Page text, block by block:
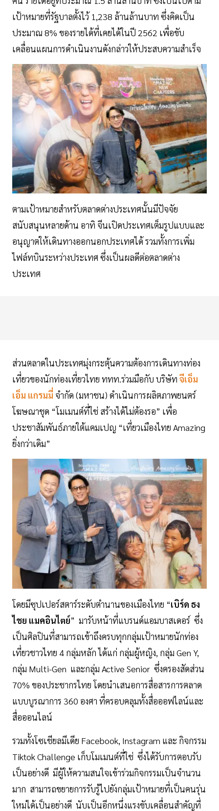
เป้าหมายที่รัฐบาลตั้งไว้ 1,238 ล้านล้านบาท ซึ่งคิดเป็น
ประมาณ 8% ของรายได้ที่เคยได้ในปี 2562 เพื่อขับ
เคลื่อนแผนการดำเนินงานดังกล่าวให้ประสบความสำเร็จ
ตามเป้าหมายสำหรับตลาดต่างประเทศนั้นมีปัจจัย
สนับสนุนหลายด้าน อาทิ จีนเปิดประเทศเต็มรูปแบบและ
อนุญาตให้เดินทางออกนอกประเทศได้ รวมทั้งการเพิ่ม
ไฟล์ทบินระหว่างประเทศ ซึ่งเป็นผลดีต่อตลาดต่าง
ประเทศ
ส่วนตลาดในประเทศมุ่งกระตุ้นความต้องการเดินทางท่อง
เที่ยวของนักท่องเที่ยวไทย ททท.ร่วมมือกับ บริษัท จีเอ็ม
เอ็ม แกรมมี่ จำกัด (มหาชน) ดำเนินการผลิตภาพยนตร์
โฆษณาชุด “โมเมนต์ที่ใช่ สร้างได้ไม่ต้องรอ” เพื่อ
ประชาสัมพันธ์ภายใต้แคมเปญ “เที่ยวเมืองไทย Amazing
ยิ่งกว่าเดิม”
โดยมีซุปเปอร์สตาร์ระดับตำนานของเมืองไทย “เบิร์ด ธง
ไชย แมคอินไตย์” มารับหน้าที่แบรนด์แอมบาสเดอร์ ซึ่ง
เป็นศิลปินที่สามารถเข้าถึงครบทุกกลุ่มเป้าหมายนักท่อง
เที่ยวชาวไทย 4 กลุ่มหลัก ได้แก่ กลุ่มผู้หญิง, กลุ่ม Gen Y,
กลุ่ม Multi-Gen และกลุ่ม Active Senior ซึ่งครองสัดส่วน
70% ของประชากรไทย โดยนำเสนอการสื่อสารการตลาด
แบบบูรณาการ 360 องศา ที่ครอบคลุมทั้งสื่อออฟไลน์และ
สื่อออนไลน์
รวมทั้งโซเชียลมีเดีย Facebook, Instagram และ กิจกรรม
Tiktok Challenge เก็บโมเมนต์ที่ใช่ ซึ่งได้รับการตอบรับ
เป็นอย่างดี มีผู้ให้ความสนใจเข้าร่วมกิจกรรมเป็นจำนวน
มาก สามารถขยายการรับรู้ไปยังกลุ่มเป้าหมายที่เป็นคนรุ่น
ใหม่ได้เป็นอย่างดี นับเป็นอีกหนึ่งแรงขับเคลื่อนสำคัญที่